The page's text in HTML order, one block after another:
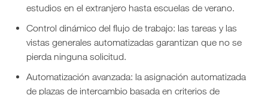
estudios en el extranjero hasta escuelas de verano.
Control dinámico del flujo de trabajo: las tareas y las
vistas generales automatizadas garantizan que no se
pierda ninguna solicitud.
Automatización avanzada: la asignación automatizada
de plazas de intercambio basada en criterios de